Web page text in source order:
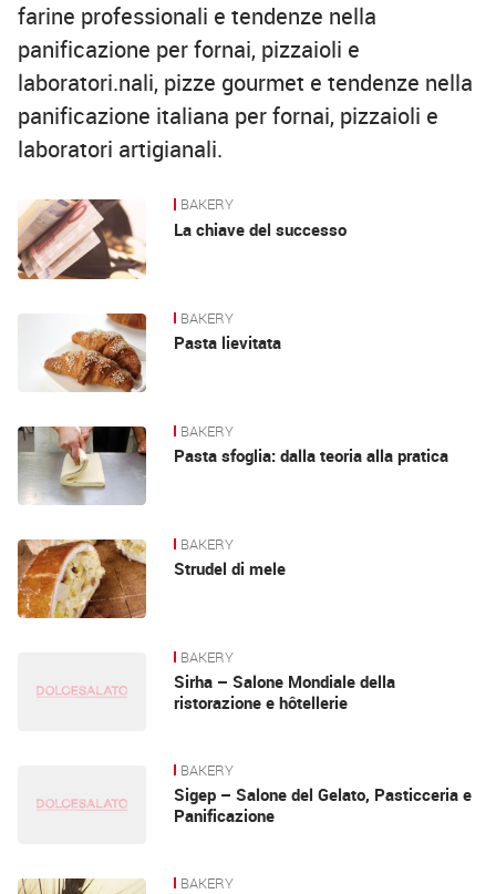
farine professionali e tendenze nella
panificazione per fornai, pizzaioli e
laboratori.nali, pizze gourmet e tendenze nella
panificazione italiana per fornai, pizzaioli e
laboratori artigianali.
News BAKERY
La chiave del successo
BAKERY
Pasta lievitata
BAKERY
Pasta sfoglia: dalla teoria alla pratica
BAKERY
Strudel di mele
BAKERY
Sirha – Salone Mondiale della
ristorazione e hôtellerie
BAKERY
Sigep – Salone del Gelato, Pasticceria e
Panificazione
BAKERY